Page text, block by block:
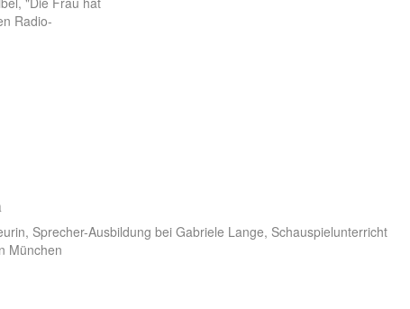
Radio-
Sprecher-Ausbildung bei Gabriele Lange, Schauspielunterricht
München